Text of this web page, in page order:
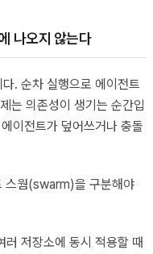
나오지 않는다
. 순차 실행으로 에이전트
는 의존성이 생기는 순간입
이전트가 덮어쓰거나 충돌
스웜(swarm)을 구분해야
러 저장소에 동시 적용할 때